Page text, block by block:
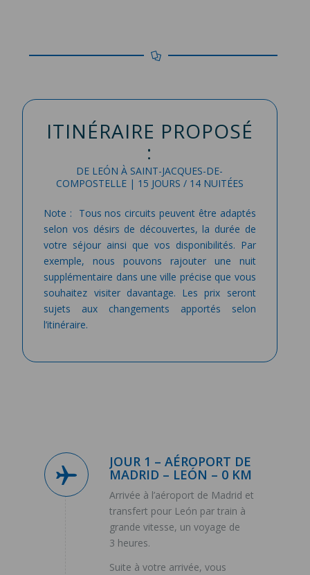
ITINÉRAIRE PROPOSÉ
:
DE LEÓN À SAINT-JACQUES-DE-
COMPOSTELLE | 15 JOURS / 14 NUITÉES
Note : Tous nos circuits peuvent être adaptés
selon vos désirs de découvertes, la durée de
votre séjour ainsi que vos disponibilités. Par
exemple, nous pouvons rajouter une nuit
supplémentaire dans une ville précise que vous
souhaitez visiter davantage. Les prix seront
sujets aux changements apportés selon
l’itinéraire.
JOUR 1 – AÉROPORT DE
MADRID – LEÓN – 0 KM
Arrivée à l’aéroport de Madrid et
transfert pour León par train à
grande vitesse, un voyage de
3 heures.
Suite à votre arrivée, vous